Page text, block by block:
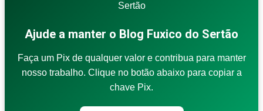
Ajude a manter o Blog Fuxico do Sertão
Faça um Pix de qualquer valor e contribua para manter
nosso trabalho. Clique no botão abaixo para copiar a
chave Pix.